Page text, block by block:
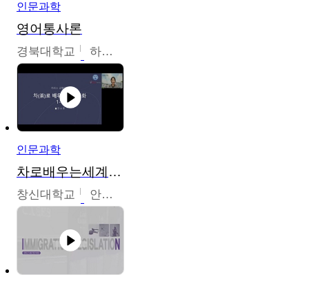
인문과학
영어통사론
경북대학교 하승완
인문과학
차로배우는세계문화
창신대학교 안소영